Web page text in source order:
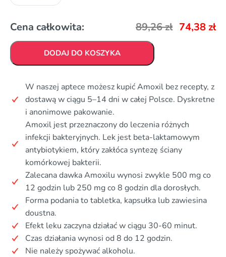
Cena całkowita: 89,26zł 74,38 zł
DODAJ DO KOSZYKA
W naszej aptece możesz kupić Amoxil bez recepty, z
dostawą w ciągu 5–14 dni w całej Polsce. Dyskretne
i anonimowe pakowanie.
Amoxil jest przeznaczony do leczenia różnych
infekcji bakteryjnych. Lek jest beta-laktamowym
antybiotykiem, który zakłóca syntezę ściany
komórkowej bakterii.
Zalecana dawka Amoxilu wynosi zwykle 500 mg co
12 godzin lub 250 mg co 8 godzin dla dorosłych.
Forma podania to tabletka, kapsułka lub zawiesina
doustna.
Efekt leku zaczyna działać w ciągu 30-60 minut.
Czas działania wynosi od 8 do 12 godzin.
Nie należy spożywać alkoholu.